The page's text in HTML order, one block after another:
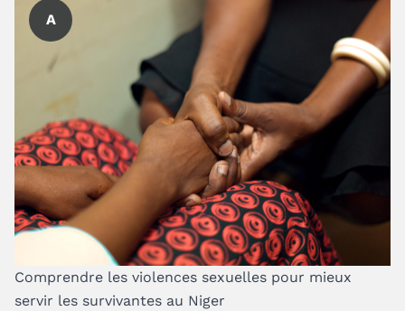
A
Comprendre les violences sexuelles pour mieux
servir les survivantes au Niger